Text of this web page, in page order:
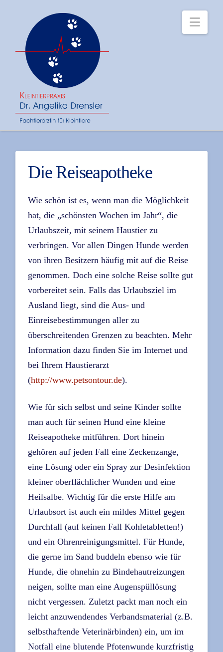
Die Reiseapotheke
Wie schön ist es, wenn man die Möglichkeit
hat, die „schönsten Wochen im Jahr“, die
Urlaubszeit, mit seinem Haustier zu
verbringen. Vor allen Dingen Hunde werden
von ihren Besitzern häufig mit auf die Reise
genommen. Doch eine solche Reise sollte gut
vorbereitet sein. Falls das Urlaubsziel im
Ausland liegt, sind die Aus- und
Einreisebestimmungen aller zu
überschreitenden Grenzen zu beachten. Mehr
Information dazu finden Sie im Internet und
bei Ihrem Haustierarzt
(http://www.petsontour.de).
Wie für sich selbst und seine Kinder sollte
man auch für seinen Hund eine kleine
Reiseapotheke mitführen. Dort hinein
gehören auf jeden Fall eine Zeckenzange,
eine Lösung oder ein Spray zur Desinfektion
kleiner oberflächlicher Wunden und eine
Heilsalbe. Wichtig für die erste Hilfe am
Urlaubsort ist auch ein mildes Mittel gegen
Durchfall (auf keinen Fall Kohletabletten!)
und ein Ohrenreinigungsmittel. Für Hunde,
die gerne im Sand buddeln ebenso wie für
Hunde, die ohnehin zu Bindehautreizungen
neigen, sollte man eine Augenspüllösung
nicht vergessen. Zuletzt packt man noch ein
leicht anzuwendendes Verbandsmaterial (z.B.
selbsthaftende Veterinärbinden) ein, um im
Notfall eine blutende Pfotenwunde kurzfristig